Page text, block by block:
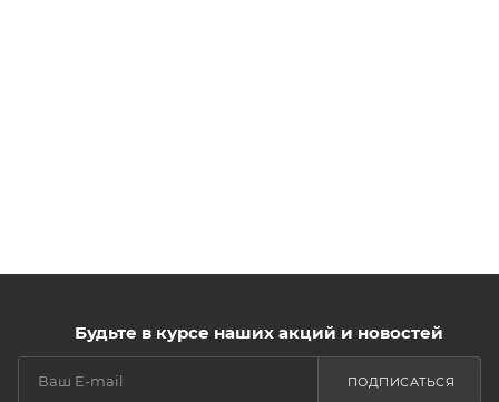
Будьте в курсе наших акций и новостей
ПОДПИСАТЬСЯ